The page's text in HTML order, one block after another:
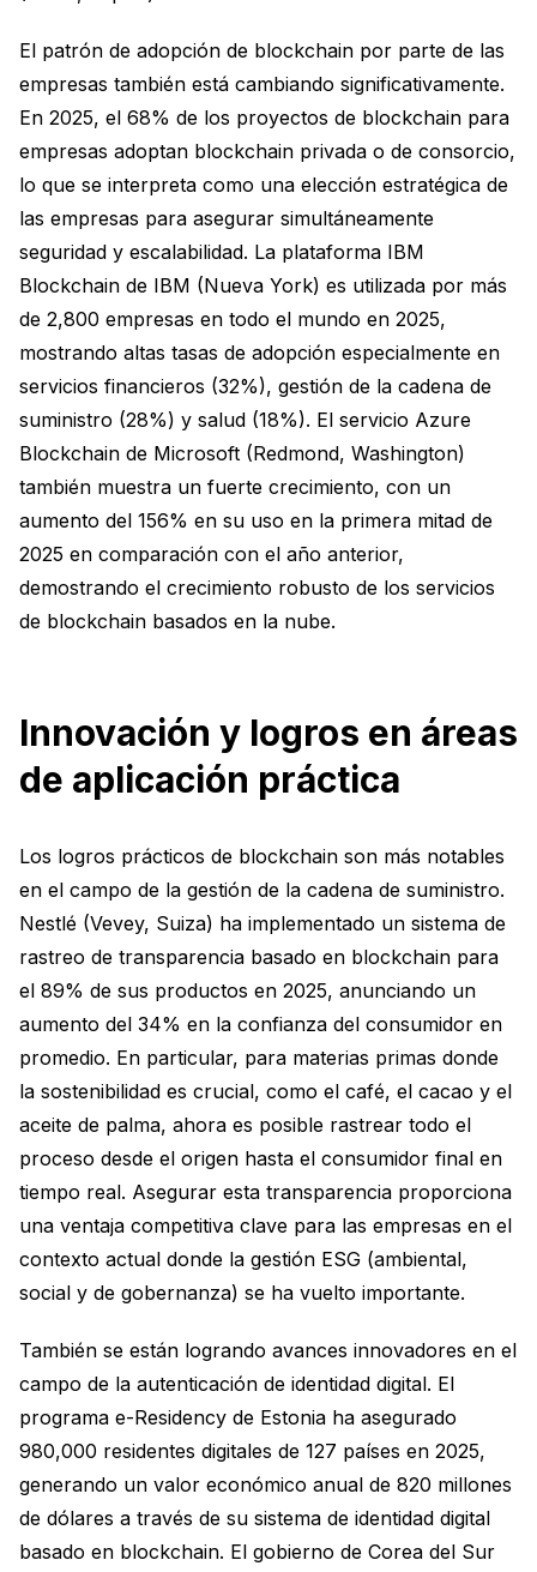
El patrón de adopción de blockchain por parte de las
empresas también está cambiando significativamente.
En 2025, el 68% de los proyectos de blockchain para
empresas adoptan blockchain privada o de consorcio,
lo que se interpreta como una elección estratégica de
las empresas para asegurar simultáneamente
seguridad y escalabilidad. La plataforma IBM
Blockchain de IBM (Nueva York) es utilizada por más
de 2,800 empresas en todo el mundo en 2025,
mostrando altas tasas de adopción especialmente en
servicios financieros (32%), gestión de la cadena de
suministro (28%) y salud (18%). El servicio Azure
Blockchain de Microsoft (Redmond, Washington)
también muestra un fuerte crecimiento, con un
aumento del 156% en su uso en la primera mitad de
2025 en comparación con el año anterior,
demostrando el crecimiento robusto de los servicios
de blockchain basados en la nube.
Innovación y logros en áreas
de aplicación práctica
Los logros prácticos de blockchain son más notables
en el campo de la gestión de la cadena de suministro.
Nestlé (Vevey, Suiza) ha implementado un sistema de
rastreo de transparencia basado en blockchain para
el 89% de sus productos en 2025, anunciando un
aumento del 34% en la confianza del consumidor en
promedio. En particular, para materias primas donde
la sostenibilidad es crucial, como el café, el cacao y el
aceite de palma, ahora es posible rastrear todo el
proceso desde el origen hasta el consumidor final en
tiempo real. Asegurar esta transparencia proporciona
una ventaja competitiva clave para las empresas en el
contexto actual donde la gestión ESG (ambiental,
social y de gobernanza) se ha vuelto importante.
También se están logrando avances innovadores en el
campo de la autenticación de identidad digital. El
programa e-Residency de Estonia ha asegurado
980,000 residentes digitales de 127 países en 2025,
generando un valor económico anual de 820 millones
de dólares a través de su sistema de identidad digital
basado en blockchain. El gobierno de Corea del Sur